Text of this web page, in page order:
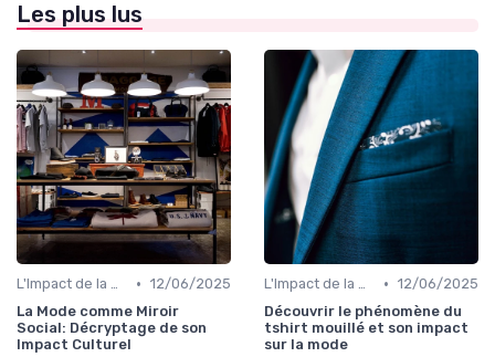
Les plus lus
L'Impact de la Mode sur la Société • 12/06/2025
La Mode comme Miroir
Social: Décryptage de son
Impact Culturel
L'Impact de la Mode sur la Société • 12/06/2025
Découvrir le phénomène du
tshirt mouillé et son impact
sur la mode